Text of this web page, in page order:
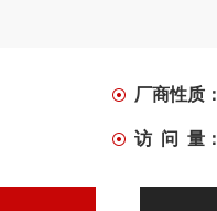
厂商性质：
访 问 量：